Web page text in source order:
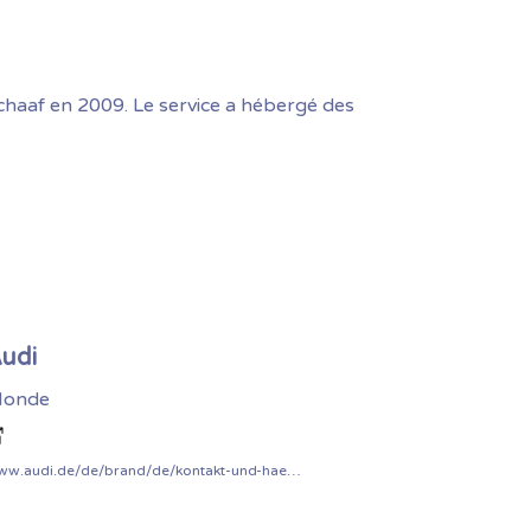
en 2009. Le service a hébergé des
www.audi.de/de/brand/de/kontakt-und-haendler.html#layer=/de/brand/de/neuwagen/layer/kontakt-audi-cyber-security.html